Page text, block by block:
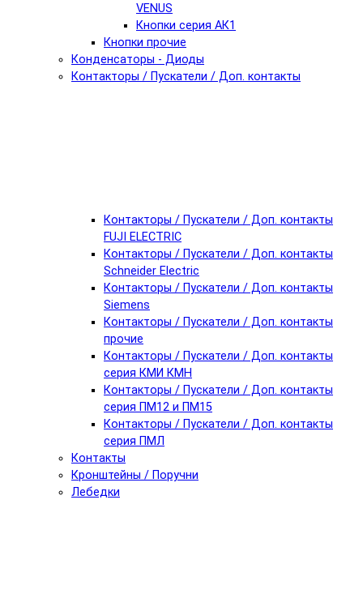
VENUS
Кнопки серия АК1
Кнопки прочие
Конденсаторы - Диоды
Контакторы / Пускатели / Доп. контакты
Контакторы / Пускатели / Доп. контакты
FUJI ELECTRIC
Контакторы / Пускатели / Доп. контакты
Schneider Electric
Контакторы / Пускатели / Доп. контакты
Siemens
Контакторы / Пускатели / Доп. контакты
прочие
Контакторы / Пускатели / Доп. контакты
серия КМИ КМН
Контакторы / Пускатели / Доп. контакты
серия ПМ12 и ПМ15
Контакторы / Пускатели / Доп. контакты
серия ПМЛ
Контакты
Кронштейны / Поручни
Лебедки